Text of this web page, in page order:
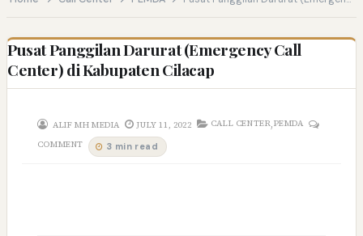
Pusat Panggilan Darurat (Emergency Call
Center) di Kabupaten Cilacap
ALIF MH MEDIA JULY 11, 2022 CALL CENTER,PEMDA
COMMENT
3 min read